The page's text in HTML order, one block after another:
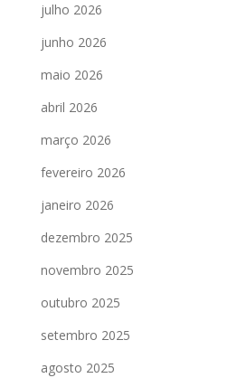
julho 2026
junho 2026
maio 2026
abril 2026
março 2026
fevereiro 2026
janeiro 2026
dezembro 2025
novembro 2025
outubro 2025
setembro 2025
agosto 2025